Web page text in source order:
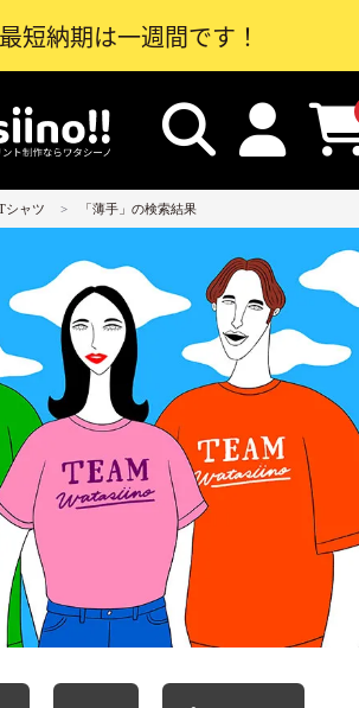
短納期は一週間です！
シャツ 「薄手」の検索結果